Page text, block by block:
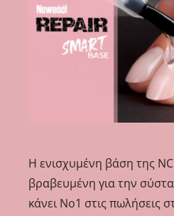
Η ενισχυμένη βάση της NC
βραβευμένη για την
κάνει Νο1 στις πωλήσεις